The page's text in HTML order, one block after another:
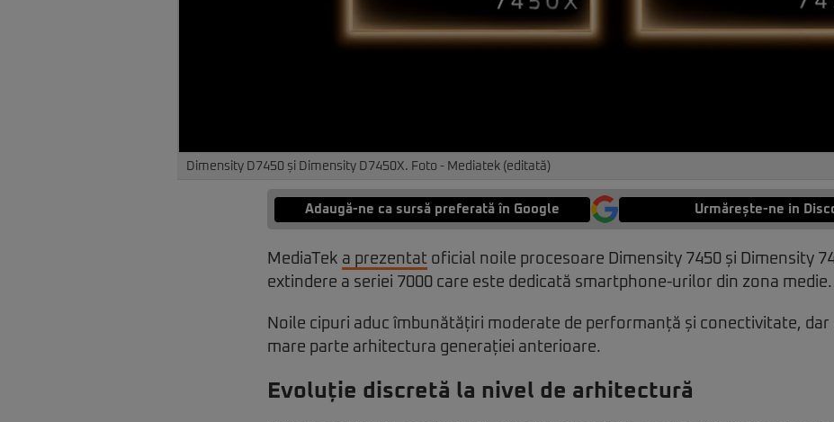
Dimensity D7450 și Dimensity D7450X. Foto - Mediatek (editată)
Adaugă-ne ca sursă preferată în Google Urmărește-ne in
MediaTek a prezentat oficial noile procesoare Dimensity 7450 și Dimensity
extindere a seriei 7000 care este dedicată smartphone-urilor din zona medie.
Noile cipuri aduc îmbunătățiri moderate de performanță și conectivitate, dar
mare parte arhitectura generației anterioare.
Evoluție discretă la nivel de arhitectură